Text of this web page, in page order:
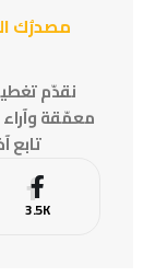
مصدرُك
نقدّم
معمّقة
تابع
3.5K